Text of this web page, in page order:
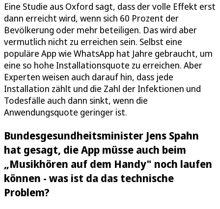
Eine Studie aus Oxford sagt, dass der volle Effekt erst
dann erreicht wird, wenn sich 60 Prozent der
Bevölkerung oder mehr beteiligen. Das wird aber
vermutlich nicht zu erreichen sein. Selbst eine
populäre App wie WhatsApp hat Jahre gebraucht, um
eine so hohe Installationsquote zu erreichen. Aber
Experten weisen auch darauf hin, dass jede
Installation zählt und die Zahl der Infektionen und
Todesfälle auch dann sinkt, wenn die
Anwendungsquote geringer ist.
Bundesgesundheitsminister Jens Spahn
hat gesagt, die App müsse auch beim
„Musikhören auf dem Handy" noch laufen
können - was ist da das technische
Problem?